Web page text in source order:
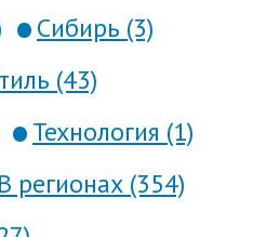
Сибирь (3)
(43)
Технология (1)
В регионах (354)